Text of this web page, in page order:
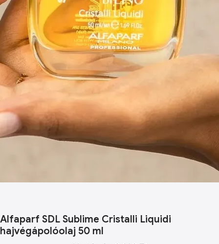
Alfaparf SDL Sublime Cristalli Liquidi
hajvégápolóolaj 50 ml